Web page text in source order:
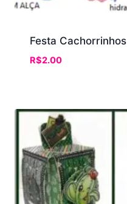
Festa Cachorrinhos
R$2.00